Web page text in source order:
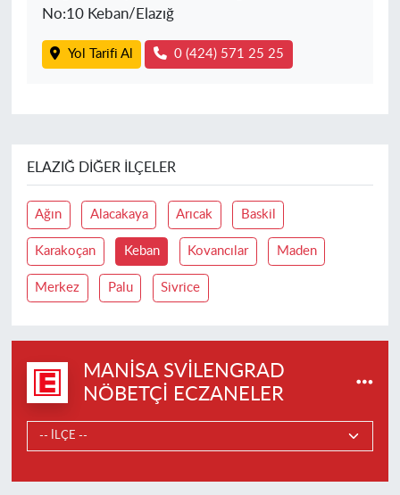
No:10 Keban/Elazığ
Yol Tarifi Al 0 (424) 571 25 25
ELAZIĞ DIĞER İLÇELER
Ağın Alacakaya Arıcak Baskil
Karakoçan Keban Kovancılar Maden
Merkez Palu Sivrice
MANISA SVILENGRAD
NÖBETÇI ECZANELER